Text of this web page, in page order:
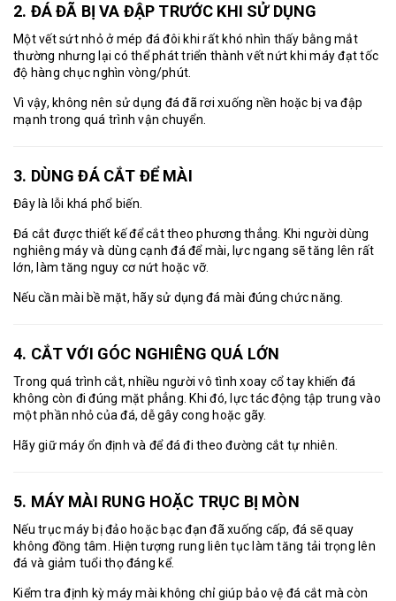
2. ĐÁ ĐÃ BỊ VA ĐẬP TRƯỚC KHI SỬ DỤNG
Một vết sứt nhỏ ở mép đá đôi khi rất khó nhìn thấy bằng mắt
thường nhưng lại có thể phát triển thành vết nứt khi máy đạt tốc
độ hàng chục nghìn vòng/phút.
Vì vậy, không nên sử dụng đá đã rơi xuống nền hoặc bị va đập
mạnh trong quá trình vận chuyển.
3. DÙNG ĐÁ CẮT ĐỂ MÀI
Đây là lỗi khá phổ biến.
Đá cắt được thiết kế để cắt theo phương thẳng. Khi người dùng
nghiêng máy và dùng cạnh đá để mài, lực ngang sẽ tăng lên rất
lớn, làm tăng nguy cơ nứt hoặc vỡ.
Nếu cần mài bề mặt, hãy sử dụng đá mài đúng chức năng.
4. CẮT VỚI GÓC NGHIÊNG QUÁ LỚN
Trong quá trình cắt, nhiều người vô tình xoay cổ tay khiến đá
không còn đi đúng mặt phẳng. Khi đó, lực tác động tập trung vào
một phần nhỏ của đá, dễ gây cong hoặc gãy.
Hãy giữ máy ổn định và để đá đi theo đường cắt tự nhiên.
5. MÁY MÀI RUNG HOẶC TRỤC BỊ MÒN
Nếu trục máy bị đảo hoặc bạc đạn đã xuống cấp, đá sẽ quay
không đồng tâm. Hiện tượng rung liên tục làm tăng tải trọng lên
đá và giảm tuổi thọ đáng kể.
Kiểm tra định kỳ máy mài không chỉ giúp bảo vệ đá cắt mà còn